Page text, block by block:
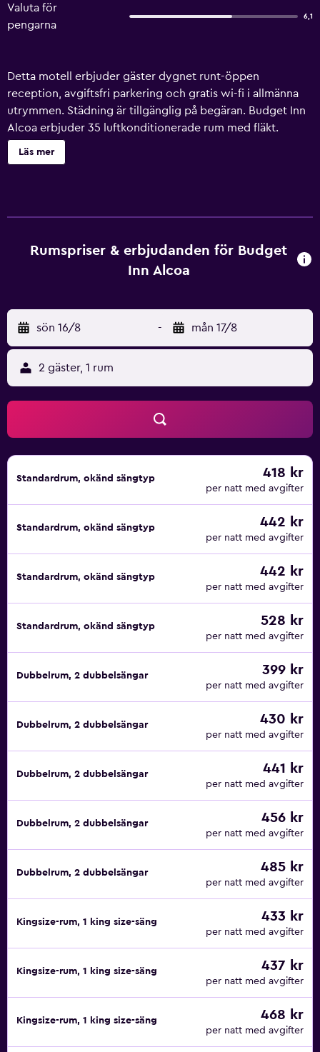
Valuta för
pengarna
6,1
Detta motell erbjuder gäster dygnet runt-öppen
reception, avgiftsfri parkering och gratis wi-fi i allmänna
utrymmen. Städning är tillgänglig på begäran. Budget Inn
Alcoa erbjuder 35 luftkonditionerade rum med fläkt.
Rummen är individuellt inredda. 32-tums platt-tv med
kabelkanaler. Badrummen har badkar/dusch. Detta motell i
dagligen.
Läs mer
Rumspriser & erbjudanden för Budget
Inn Alcoa
sön 16/8 - mån 17/8
2 gäster, 1 rum
Standardrum, okänd sängtyp 418 kr
per natt med avgifter
Standardrum, okänd sängtyp 442 kr
per natt med avgifter
Standardrum, okänd sängtyp 442 kr
per natt med avgifter
Standardrum, okänd sängtyp 528 kr
per natt med avgifter
Dubbelrum, 2 dubbelsängar 399 kr
per natt med avgifter
Dubbelrum, 2 dubbelsängar 430 kr
per natt med avgifter
Dubbelrum, 2 dubbelsängar 441 kr
per natt med avgifter
Dubbelrum, 2 dubbelsängar 456 kr
per natt med avgifter
Dubbelrum, 2 dubbelsängar 485 kr
per natt med avgifter
Kingsize-rum, 1 king size-säng 433 kr
per natt med avgifter
Kingsize-rum, 1 king size-säng 437 kr
per natt med avgifter
Kingsize-rum, 1 king size-säng 468 kr
per natt med avgifter